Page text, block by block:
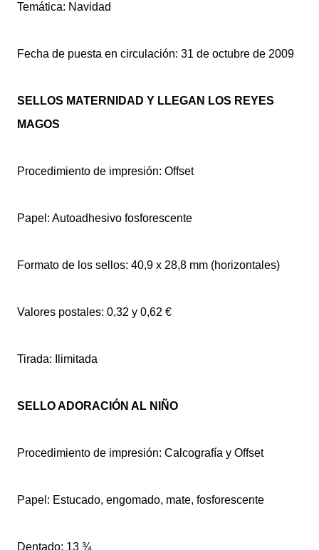
Temática: Navidad
Fecha de puesta en circulación: 31 de octubre de 2009
SELLOS MATERNIDAD Y LLEGAN LOS REYES
MAGOS
Procedimiento de impresión: Offset
Papel: Autoadhesivo fosforescente
Formato de los sellos: 40,9 x 28,8 mm (horizontales)
Valores postales: 0,32 y 0,62 €
Tirada: Ilimitada
SELLO ADORACIÓN AL NIÑO
Procedimiento de impresión: Calcografía y Offset
Papel: Estucado, engomado, mate, fosforescente
Dentado: 13 ¾